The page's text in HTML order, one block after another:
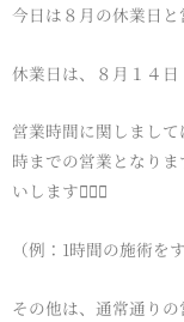
今日は８月の休業日
休業日は、８月１４
営業時間に関しまし
時までの営業となり
いします🙇‍♂️✨
（例：1時間の施術を
その他は、通常通りの